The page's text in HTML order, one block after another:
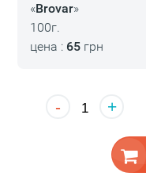
«Brovar»
100г.
цена : 65грн
- +